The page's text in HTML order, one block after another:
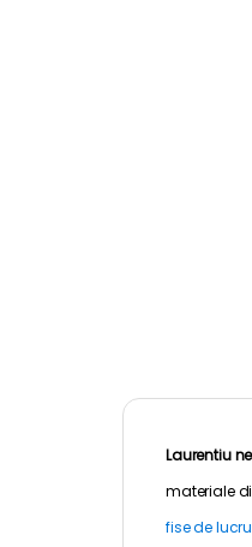
Laurentiu
materiale
fise de lucru